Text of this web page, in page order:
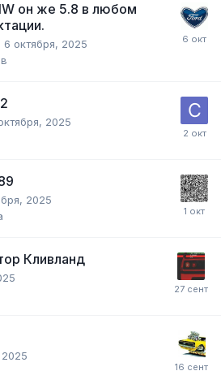
он же 5.8 в любом
6 октября, 2025
2025
2025
Кливланд
2025